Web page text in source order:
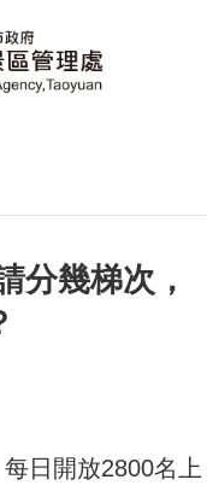
分幾梯次，
日開放2800名上